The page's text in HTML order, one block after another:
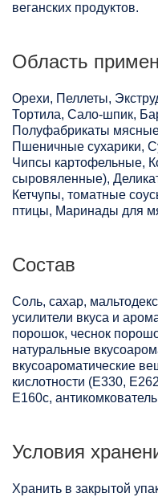
веганских продуктов.
Область
Орехи, Пеллеты,
Тортила, Сало-шпик,
Полуфабрикаты
Пшеничные сухарики,
Чипсы картофельные,
сыровяленные),
Кетчупы, томатные
птицы, Маринады для
Состав
Соль, сахар,
усилители вкуса и
порошок, чеснок
натуральные
вкусоароматические
кислотности (Е330,
Е160с,
Условия
Хранить в закрытой